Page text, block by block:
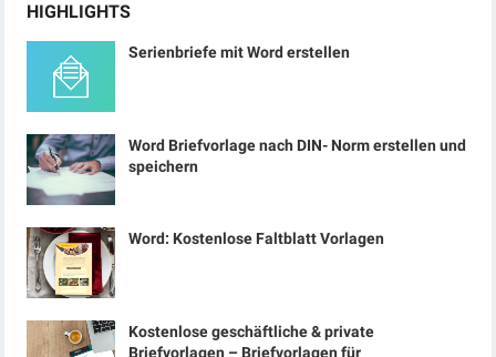
HIGHLIGHTS
Serienbriefe mit Word erstellen
Word Briefvorlage nach DIN- Norm erstellen und
speichern
Word: Kostenlose Faltblatt Vorlagen
Kostenlose geschäftliche & private
Briefvorlagen – Briefvorlagen für